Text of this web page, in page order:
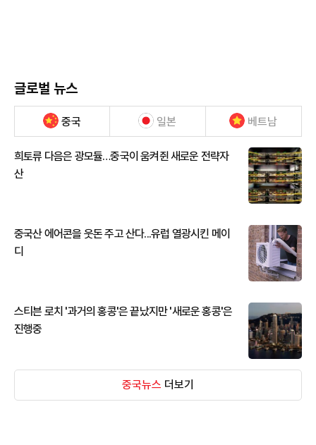
글로벌 뉴스
중국 일본 베트남
희토류 다음은 광모듈…중국이 움켜쥔 새로운 전략자
산
중국산 에어콘을 웃돈 주고 산다...유럽 열광시킨 메이
디
스티븐 로치 '과거의 홍콩'은 끝났지만 '새로운 홍콩'은
진행중
중국뉴스 더보기